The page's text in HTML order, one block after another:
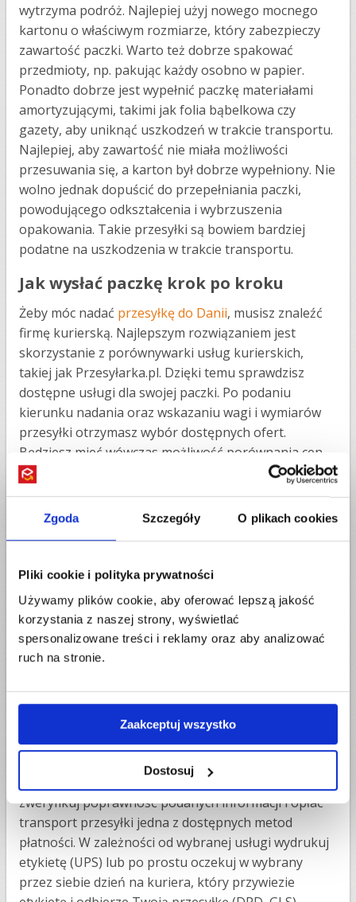
Zgoda Szczegóły O plikach cookies
Pliki cookie i polityka prywatności
Używamy plików cookie, aby oferować lepszą jakość
korzystania z naszej strony, wyświetlać
spersonalizowane treści i reklamy oraz aby analizować
ruch na stronie.
Zaakceptuj wszystko
Dostosuj
wytrzyma podróż. Najlepiej użyj nowego mocnego
kartonu o właściwym rozmiarze, który zabezpieczy
zawartość paczki. Warto też dobrze spakować
przedmioty, np. pakując każdy osobno w papier.
Ponadto dobrze jest wypełnić paczkę materiałami
amortyzującymi, takimi jak folia bąbelkowa czy
gazety, aby uniknąć uszkodzeń w trakcie transportu.
Najlepiej, aby zawartość nie miała możliwości
przesuwania się, a karton był dobrze wypełniony. Nie
wolno jednak dopuścić do przepełniania paczki,
powodującego odkształcenia i wybrzuszenia
opakowania. Takie przesyłki są bowiem bardziej
podatne na uszkodzenia w trakcie transportu.
Jak wysłać paczkę krok po kroku
Żeby móc nadać przesyłkę do Danii, musisz znaleźć
firmę kurierską. Najlepszym rozwiązaniem jest
skorzystanie z porównywarki usług kurierskich,
takiej jak Przesyłarka.pl. Dzięki temu sprawdzisz
dostępne usługi dla swojej paczki. Po podaniu
kierunku nadania oraz wskazaniu wagi i wymiarów
przesyłki otrzymasz wybór dostępnych ofert.
Będziesz mieć wówczas możliwość porównania cen,
czasu dostawy oraz dostępnych opcji dodatkowych.
Upewnij się, że wybierasz opcję dostawy
dostosowaną do Twoich potrzeb. Następnie
przygotuj swoją przesyłkę. Upewnij się, że paczka
opatrzona niezbędnymi dokumentami. Zwróć uwagę
na wytyczne dotyczące sposobu pakowania, z
którymi możesz się zapoznać na stronie
Przesylarka.pl
Pamiętaj też o poprawnym złożeniu zamówienia.
co wpisać, to sprawdź porady dostępne pod
pomarańczowym znaczkiem z literą “i”. Podaj
dokładny adres nadawcy w Polsce i odbiorcy w Danii.
Następnie sprawdź, czy masz wszystkie niezbędne
dane, w tym lokalny numer telefonu. Na koniec
zweryfikuj poprawność podanych informacji i opłać
transport przesyłki jedna z dostępnych metod
płatności. W zależności od wybranej usługi wydrukuj
etykietę (UPS) lub po prostu oczekuj w wybrany
przez siebie dzień na kuriera, który przywiezie